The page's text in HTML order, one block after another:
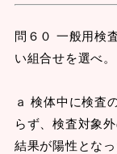
問６０ 一般用検
い組合せを選べ。
ａ 検体中に検査
らず、検査対象
結果が陽性とな